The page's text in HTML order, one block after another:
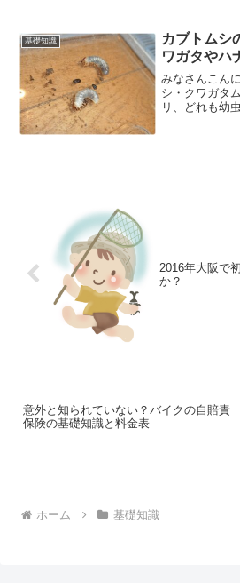
マット交換 で
虫を
基礎知識
カブトムシ
ワガタやハ
みなさんこん
シ・クワガタ
リ、どれも幼
2016年大阪で
か？
意外と知られていない？バイクの自賠責
保険の基礎知識と料金表
ホーム 基礎知識